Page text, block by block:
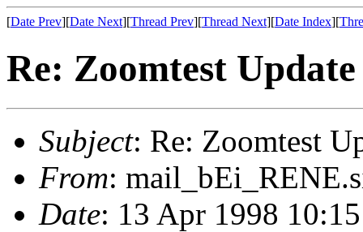
[Date Prev][Date Next][Thread Prev][Thread Next][Date Index][
Re: Zoomtest Update
Subject: Re: Zoomtest
From:
Date: 13 Apr 1998